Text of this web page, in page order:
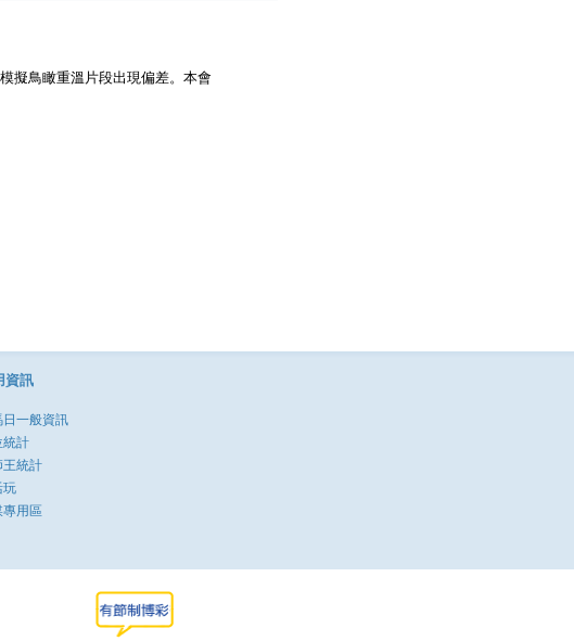
擬鳥瞰重溫片段出現偏差。本會
資訊
日一般資訊
統計
王統計
玩
專用區